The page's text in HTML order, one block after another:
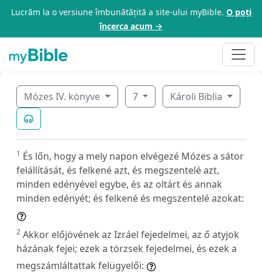
Lucrăm la o versiune îmbunătățită a site-ului myBible. O poți
încerca acum →
Mózes IV. könyve 7 Károli Biblia
1 És lőn, hogy a mely napon elvégezé Mózes a sátor
felállítását, és felkené azt, és megszentelé azt,
minden edényével egybe, és az oltárt és annak
minden edényét; és felkené és megszentelé azokat:
2 Akkor előjövének az Izráel fejedelmei, az ő atyjok
házának fejei; ezek a törzsek fejedelmei, és ezek a
megszámláltattak felügyelői: